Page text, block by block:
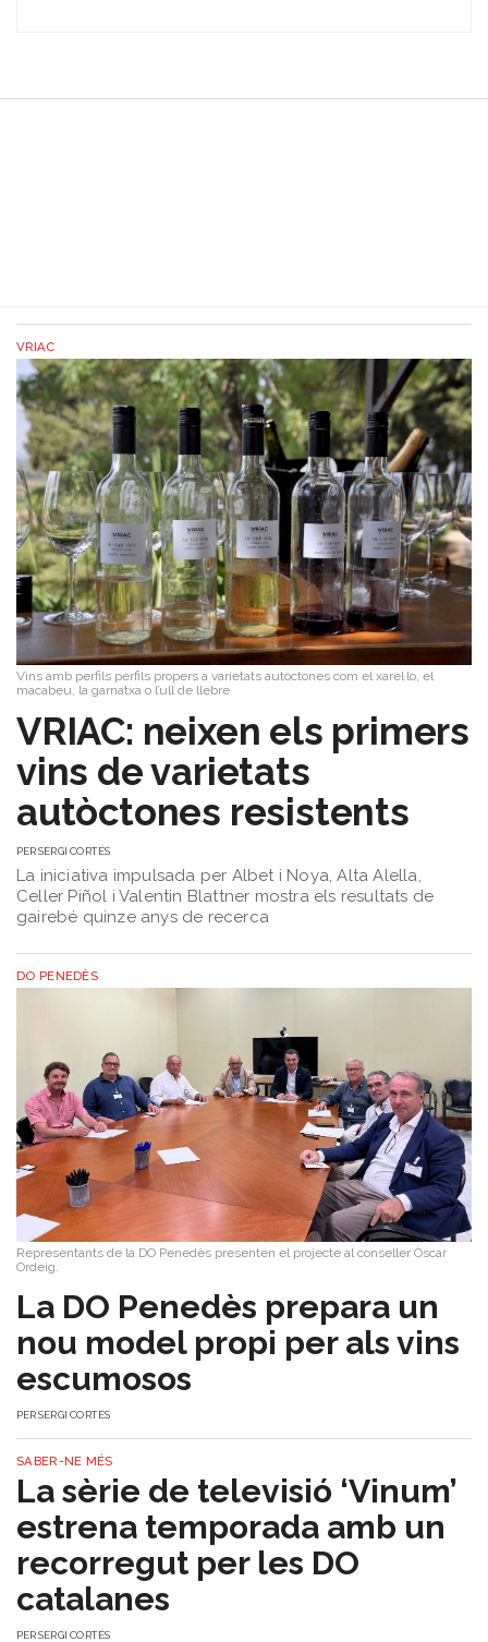
VRIAC
Vins amb perfils perfils propers a varietats autòctones com el xarel·lo, el
macabeu, la garnatxa o l’ull de llebre
VRIAC: neixen els primers
vins de varietats
autòctones resistents
PERSERGI CORTÉS
La iniciativa impulsada per Albet i Noya, Alta Alella,
Celler Piñol i Valentin Blattner mostra els resultats de
gairebé quinze anys de recerca
DO PENEDÈS
Representants de la DO Penedès presenten el projecte al conseller Òscar
Ordeig.
​La DO Penedès prepara un
nou model propi per als vins
escumosos
PERSERGI CORTÉS
SABER-NE MÉS
La sèrie de televisió ‘Vinum’
estrena temporada amb un
recorregut per les DO
catalanes
PERSERGI CORTÉS